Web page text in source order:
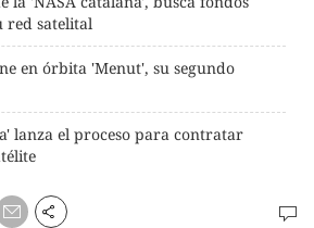
red satelital
en órbita 'Menut', su segundo
lanza el proceso para contratar